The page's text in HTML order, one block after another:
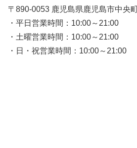
〒890-0053 鹿児島県鹿児島市中央
・平日営業時間：10:00～21:00
・土曜営業時間：10:00～21:00
・日・祝営業時間：10:00～21:00